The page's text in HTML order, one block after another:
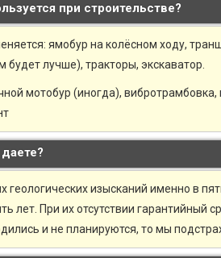
при строительстве?
ямобур на колёсном ходу,
будет лучше), тракторы, экскаватор.
мотобур (иногда),
геологических изысканий именно в
лет. При их отсутствии гарантийный
и не планируются, то мы